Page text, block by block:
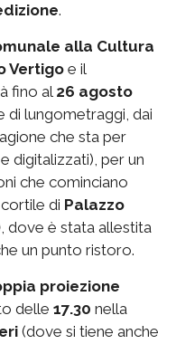
.
alla Cultura
Vertigo e il
fino al 26 agosto
di lungometraggi, dai
che sta per
digitalizzati), per un
che cominciano
di Palazzo
, dove è stata allestita
un punto ristoro.
proiezione
delle 17.30 nella
(dove si tiene anche